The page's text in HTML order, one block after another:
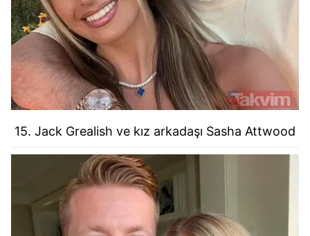
15. Jack Grealish ve kız arkadaşı Sasha Attwood